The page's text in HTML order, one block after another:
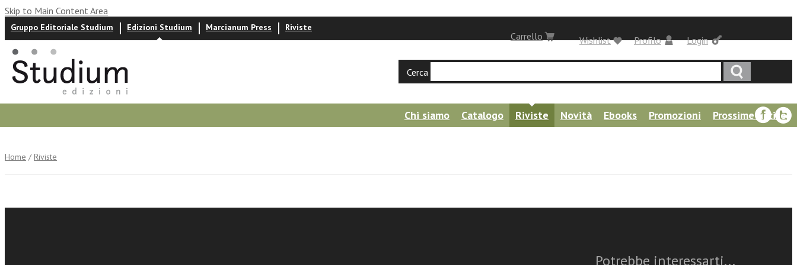
Skip to Main Content Area
Login
Carrello
Gruppo Editoriale Studium Edizioni Studium Marcianum Press Riviste
Profilo
Wishlist
Cerca
Chi siamo Catalogo Riviste Novità Ebooks Promozioni
Prossime uscite
Home / Riviste
Potrebbe interessarti...